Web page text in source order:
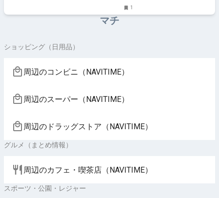
1
マチ
ショッピング（日用品）
周辺のコンビニ（NAVITIME）
周辺のスーパー（NAVITIME）
周辺のドラッグストア（NAVITIME）
グルメ（まとめ情報）
周辺のカフェ・喫茶店（NAVITIME）
スポーツ・公園・レジャー